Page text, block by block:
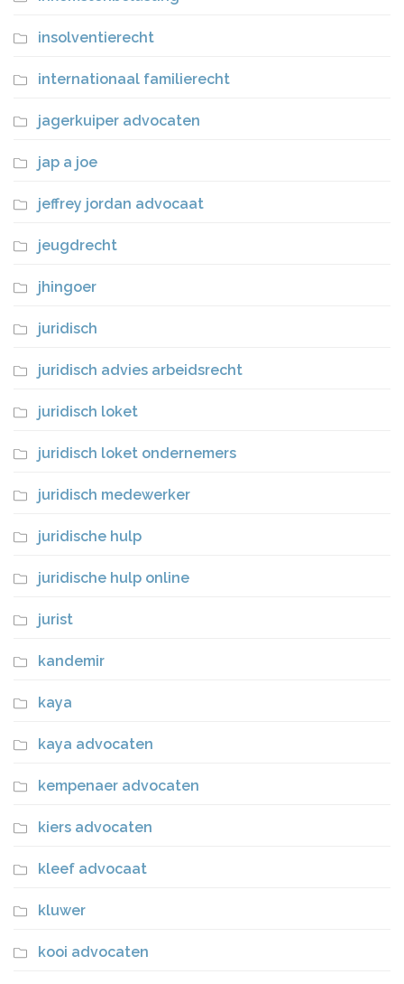
insolventierecht
internationaal familierecht
jagerkuiper advocaten
jap a joe
jeffrey jordan advocaat
jeugdrecht
jhingoer
juridisch
juridisch advies arbeidsrecht
juridisch loket
juridisch loket ondernemers
juridisch medewerker
juridische hulp
juridische hulp online
jurist
kandemir
kaya
kaya advocaten
kempenaer advocaten
kiers advocaten
kleef advocaat
kluwer
kooi advocaten